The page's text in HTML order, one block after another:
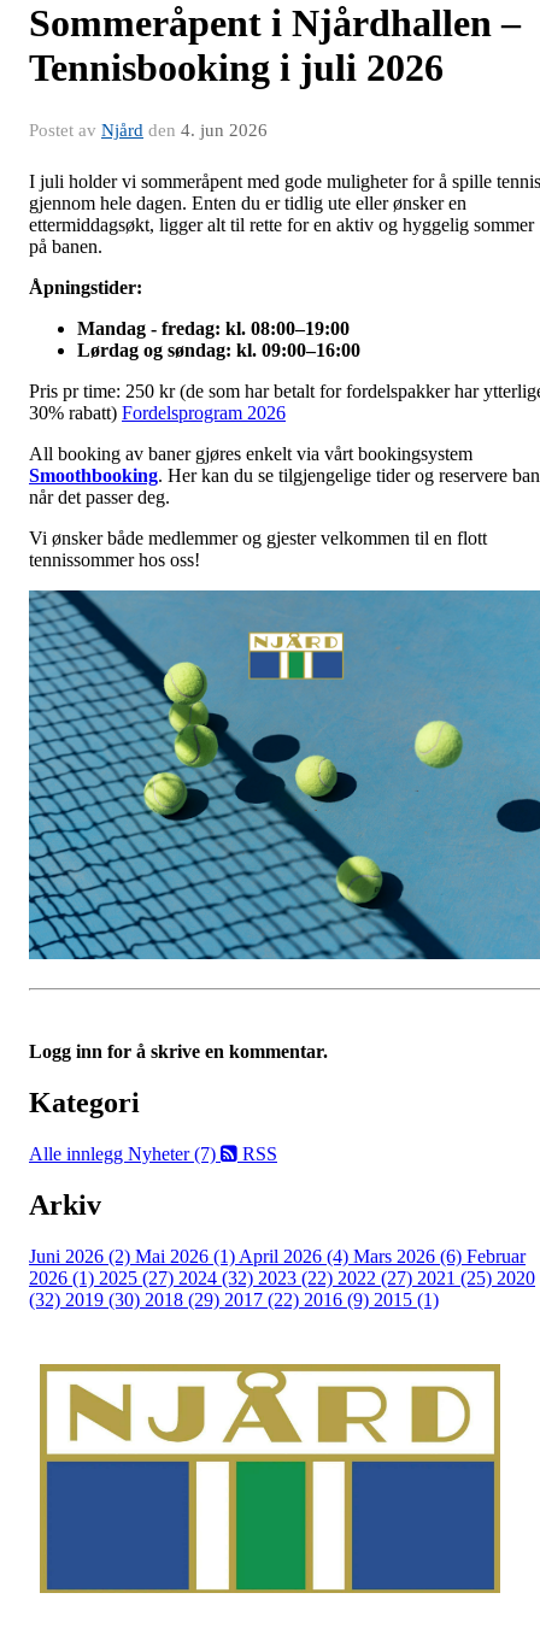
Sommeråpent i Njårdhallen –
Tennisbooking i juli 2026
Postet av Njård den 4. jun 2026
I juli holder vi sommeråpent med gode muligheter for å spille tennis
gjennom hele dagen. Enten du er tidlig ute eller ønsker en
ettermiddagsøkt, ligger alt til rette for en aktiv og hyggelig sommer
på banen.
Åpningstider:
Mandag - fredag: kl. 08:00–19:00
Lørdag og søndag: kl. 09:00–16:00
Pris pr time: 250 kr (de som har betalt for fordelspakker har
30% rabatt) Fordelsprogram 2026
All booking av baner gjøres enkelt via vårt bookingsystem
Smoothbooking. Her kan du se tilgjengelige tider og reservere
når det passer deg.
Vi ønsker både medlemmer og gjester velkommen til en flott
tennissommer hos oss!
Logg inn for å skrive en kommentar.
Kategori
Alle innlegg Nyheter (7) RSS
Arkiv
Juni 2026 (2) Mai 2026 (1) April 2026 (4) Mars 2026 (6) Februar
2026 (1) 2025 (27) 2024 (32) 2023 (22) 2022 (27) 2021 (25) 2020
(32) 2019 (30) 2018 (29) 2017 (22) 2016 (9) 2015 (1)